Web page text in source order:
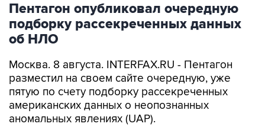
Пентагон опубликовал очередную
подборку рассекреченных данных
об НЛО
Москва. 8 августа. INTERFAX.RU - Пентагон
разместил на своем сайте очередную, уже
пятую по счету подборку рассекреченных
американских данных о неопознанных
аномальных явлениях (UAP).